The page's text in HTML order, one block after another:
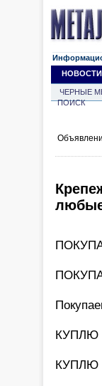
НОВОСТИ
ЧЕРНЫЕ
ПОИСК
любые
КУПЛЮ
КУПЛЮ